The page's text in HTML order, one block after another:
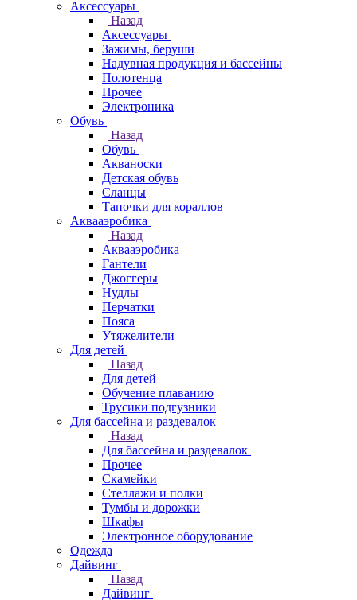
Аксессуары
Назад
Аксессуары
Зажимы, беруши
Надувная продукция и бассейны
Полотенца
Прочее
Электроника
Обувь
Назад
Обувь
Акваноски
Детская обувь
Сланцы
Тапочки для кораллов
Аквааэробика
Назад
Аквааэробика
Гантели
Джоггеры
Нудлы
Перчатки
Пояса
Утяжелители
Для детей
Назад
Для детей
Обучение плаванию
Трусики подгузники
Для бассейна и раздевалок
Назад
Для бассейна и раздевалок
Прочее
Скамейки
Стеллажи и полки
Тумбы и дорожки
Шкафы
Электронное оборудование
Одежда
Дайвинг
Назад
Дайвинг